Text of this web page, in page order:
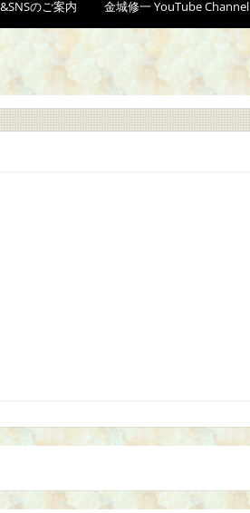
のご案内 金城修一 YouTube Channel